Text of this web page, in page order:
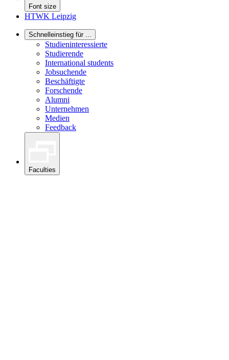
Font size
HTWK Leipzig
Schnelleinstieg für ...
Studieninteressierte
Studierende
International students
Jobsuchende
Beschäftigte
Forschende
Alumni
Unternehmen
Medien
Feedback
Faculties